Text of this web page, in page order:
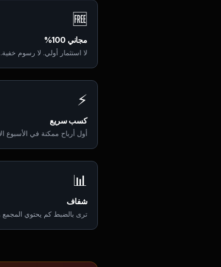
🆓
مجاني 100%
لا استثمار أولي. لا رسوم
⚡
كسب سريع
أول أرباح ممكنة في الأسبوع
📊
شفاف
ترى بالضبط كم يحتوي